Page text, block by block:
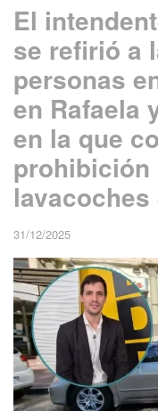
El
se refirió a
personas
en Rafaela
en la que
prohibición
31/12/2025